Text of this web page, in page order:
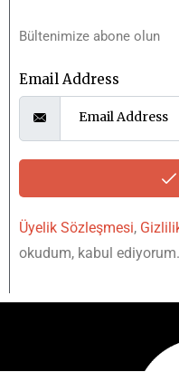
Bültenimize abone olun
Email Address
Üyelik Sözleşmesi,
okudum, kabul ediyorum.